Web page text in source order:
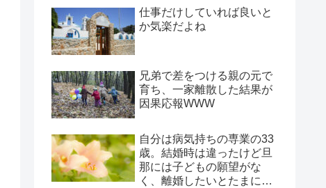
仕事だけしていれば良いと
か気楽だよね
兄弟で差をつける親の元で
育ち、一家離散した結果が
因果応報WWW
自分は病気持ちの専業の33
歳。結婚時は違ったけど旦
那には子どもの願望がな
く、離婚したいとたまに言